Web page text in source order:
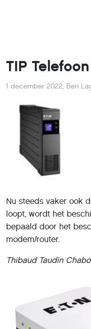
TIP
1 december 2022, Ben
Nu steeds vaker ook
loopt, wordt het
bepaald door het
modem/router.
Thibaud Taudin